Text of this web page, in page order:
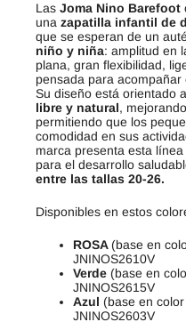
Las Joma Nino Barefoot
una zapatilla infantil de
que se esperan de un
niño y niña: amplitud en
plana, gran flexibilidad,
pensada para
Su diseño está orientado
libre y natural,
permitiendo que los
comodidad en sus
marca presenta esta
para el desarrollo
entre las tallas 20-26.
Disponibles en estos
ROSA(base en
JNINOS2610V
Verde (base en
JNINOS2615V
Azul (base en
JNINOS2603V